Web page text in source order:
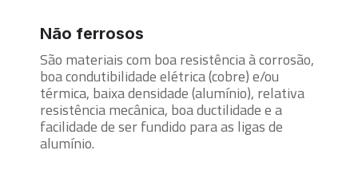
Não ferrosos
São materiais com boa resistência à corrosão,
boa condutibilidade elétrica (cobre) e/ou
térmica, baixa densidade (alumínio), relativa
resistência mecânica, boa ductilidade e a
facilidade de ser fundido para as ligas de
alumínio.